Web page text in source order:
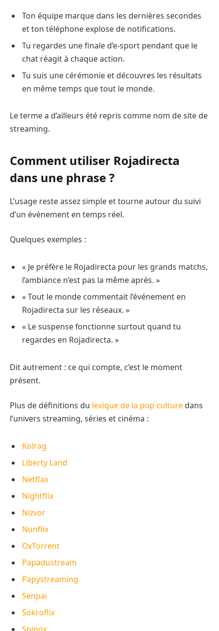
Ton équipe marque dans les dernières secondes
et ton téléphone explose de notifications.
Tu regardes une finale d’e-sport pendant que le
chat réagit à chaque action.
Tu suis une cérémonie et découvres les résultats
en même temps que tout le monde.
Le terme a d’ailleurs été repris comme nom de site de
streaming.
Comment utiliser Rojadirecta
dans une phrase ?
L’usage reste assez simple et tourne autour du suivi
d’un événement en temps réel.
Quelques exemples :
« Je préfère le Rojadirecta pour les grands matchs,
l’ambiance n’est pas la même après. »
« Tout le monde commentait l’événement en
Rojadirecta sur les réseaux. »
« Le suspense fonctionne surtout quand tu
regardes en Rojadirecta. »
Dit autrement : ce qui compte, c’est le moment
présent.
Plus de définitions du lexique de la pop culture dans
l’univers streaming, séries et cinéma :
Kolrag
Liberty Land
Netflax
Nightflix
Nizvor
Nunflix
OxTorrent
Papadustream
Papystreaming
Senpai
Sokroflix